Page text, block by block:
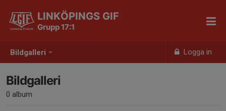
Bildgalleri Logga in
LINKÖPINGS GIF
Grupp 17:1
Bildgalleri
0 album